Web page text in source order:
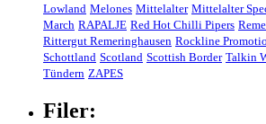
Lowland Melones Mittelalter Mittelalter
March RAPALJE Red Hot Chilli Pipers
Rittergut Remeringhausen Rockline
Schottland Scotland Scottish Border Talkin
Tündern ZAPES
Filer: